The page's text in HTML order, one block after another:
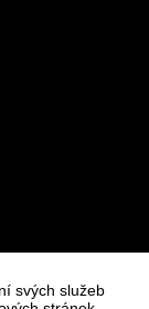
svých služeb